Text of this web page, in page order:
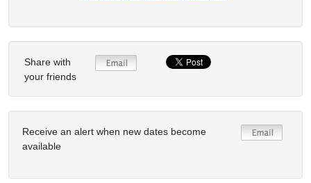
Share with
your friends
Receive an alert when new dates become
available